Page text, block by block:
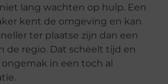
lang wachten op hulp. Een
kent de omgeving en kan
ter plaatse zijn dan een
de regio. Dat scheelt tijd en
in een toch al